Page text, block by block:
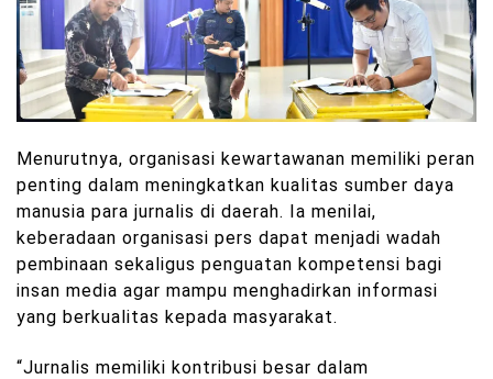
Menurutnya, organisasi kewartawanan memiliki peran
penting dalam meningkatkan kualitas sumber daya
manusia para jurnalis di daerah. Ia menilai,
keberadaan organisasi pers dapat menjadi wadah
pembinaan sekaligus penguatan kompetensi bagi
insan media agar mampu menghadirkan informasi
yang berkualitas kepada masyarakat.
“Jurnalis memiliki kontribusi besar dalam